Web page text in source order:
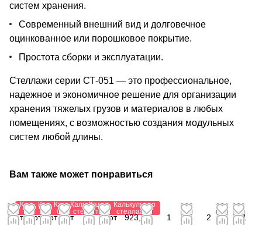
систем хранения.
Современный внешний вид и долговечное
оцинкованное или порошковое покрытие.
Простота сборки и эксплуатации.
Стеллажи серии СТ-051 — это профессиональное,
надежное и экономичное решение для организации
хранения тяжелых грузов и материалов в любых
помещениях, с возможностью создания модульных
систем любой длины.
Вам также может понравиться
Калькулятор
стеллажей
от
Калькулятор
стеллажей
от
Калькулятор
стеллажей
от 1
Калькулятор
стеллажей
от
Калькулятор
стеллажей
от
Калькулятор
стеллажей
от
923,88
1
2
1